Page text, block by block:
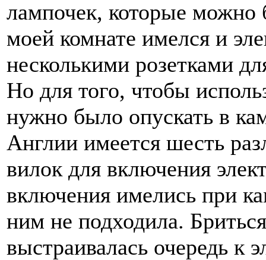
лампочек, которые можно
моей комнате имелся и
несколькими розетками
Но для того, чтобы
нужно было опускать в
Англии имеется шесть
вилок для включения
включения имелись при
ним не подходила.
выстраивалась очередь к